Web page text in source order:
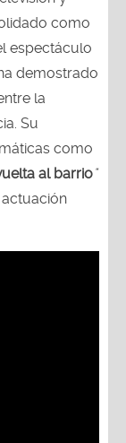
como
espectáculo
demostrado
la
Su
como
al barrio"